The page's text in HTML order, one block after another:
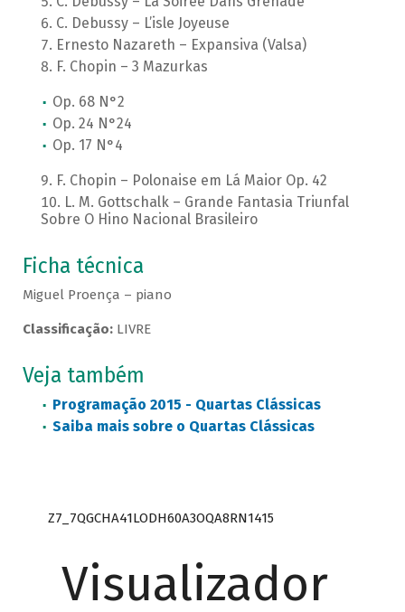
C. Debussy – L’isle Joyeuse
Ernesto Nazareth – Expansiva (Valsa)
F. Chopin – 3 Mazurkas
Op. 68 N°2
Op. 24 N°24
Op. 17 N°4
F. Chopin – Polonaise em Lá Maior Op. 42
L. M. Gottschalk – Grande Fantasia Triunfal
Sobre O Hino Nacional Brasileiro
Ficha técnica
Miguel Proença – piano
Classificação:LIVRE
Veja também
Programação 2015 - Quartas Clássicas
Saiba mais sobre o Quartas Clássicas
Z7_7QGCHA41LODH60A3OQA8RN1415
Visualizador